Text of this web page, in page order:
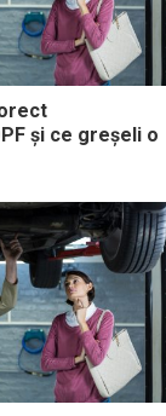
și ce greșeli o